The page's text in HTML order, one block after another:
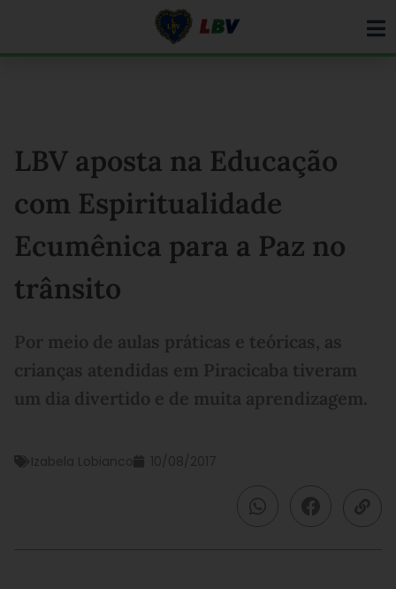
LBV aposta na Educação
com Espiritualidade
Ecumênica para a Paz no
trânsito
Por meio de aulas práticas e teóricas, as
crianças atendidas em Piracicaba tiveram
um dia divertido e de muita aprendizagem.
Izabela Lobianco 10/08/2017